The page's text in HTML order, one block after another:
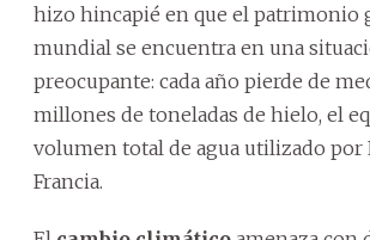
hizo hincapié en que el patrimonio
mundial se encuentra en una
preocupante: cada año pierde de
millones de toneladas de hielo, el
volumen total de agua utilizado por
Francia.